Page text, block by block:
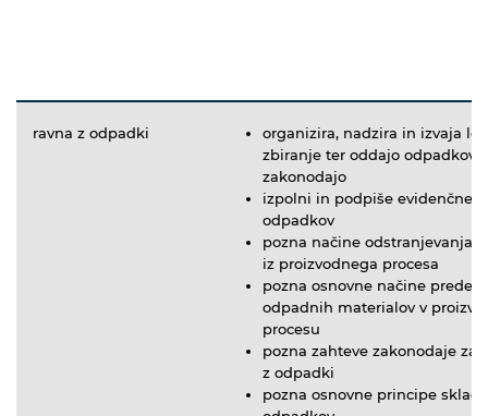
ravna z odpadki
organizira, nadzira in izvaja
zbiranje ter oddajo odpadkov
zakonodajo
izpolni in podpiše evidenčne
odpadkov
pozna načine odstranjevanja
iz proizvodnega procesa
pozna osnovne načine
odpadnih materialov v
procesu
pozna zahteve zakonodaje za
z odpadki
pozna osnovne principe